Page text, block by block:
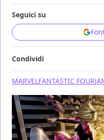
Seguici su
Condividi
MARVELFANTASTIC FOUR